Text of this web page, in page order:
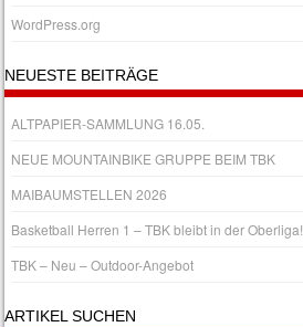
WordPress.org
NEUESTE BEITRÄGE
ALTPAPIER-SAMMLUNG 16.05.
NEUE MOUNTAINBIKE GRUPPE BEIM TBK
MAIBAUMSTELLEN 2026
Basketball Herren 1 – TBK bleibt in der Oberliga!
TBK – Neu – Outdoor-Angebot
ARTIKEL SUCHEN